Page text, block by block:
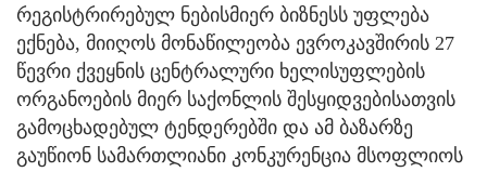
რეგისტრირებულ ნებისმიერ ბიზნესს უფლება
ექნება, მიიღოს მონაწილეობა ევროკავშირის 27
წევრი ქვეყნის ცენტრალური ხელისუფლების
ორგანოების მიერ საქონლის შესყიდვებისათვის
გამოცხადებულ ტენდერებში და ამ ბაზარზე
გაუწიონ სამართლიანი კონკურენცია მსოფლიოს